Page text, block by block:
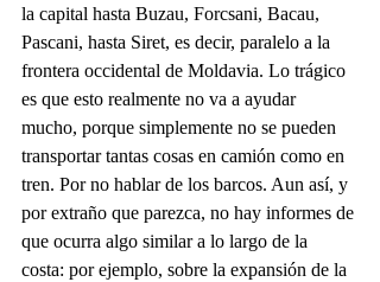
la capital hasta Buzau, Forcsani, Bacau,
Pascani, hasta Siret, es decir, paralelo a la
frontera occidental de Moldavia. Lo trágico
es que esto realmente no va a ayudar
mucho, porque simplemente no se pueden
transportar tantas cosas en camión como en
tren. Por no hablar de los barcos. Aun así, y
por extraño que parezca, no hay informes de
que ocurra algo similar a lo largo de la
costa: por ejemplo, sobre la expansión de la